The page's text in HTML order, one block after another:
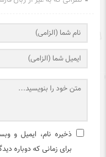
ذخیره نام، ایمیل و
برای زمانی که دوباره